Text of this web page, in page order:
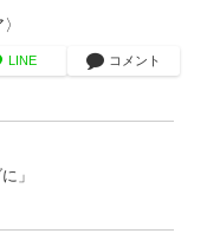
LINE コメント
」